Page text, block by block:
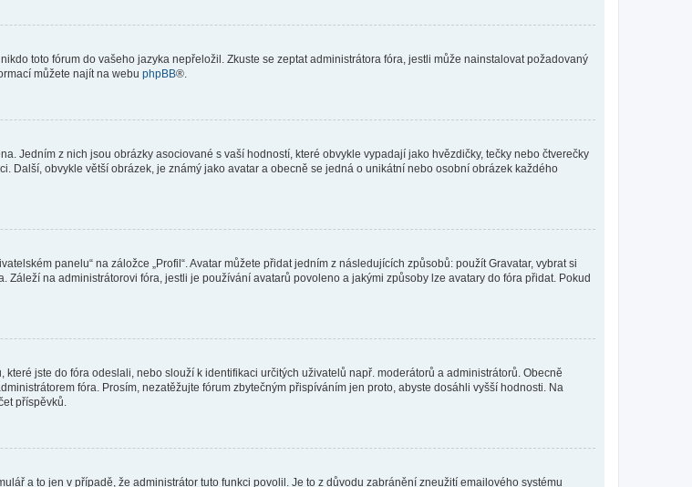
toto fórum do vašeho jazyka nepřeložil. Zkuste se zeptat administrátora fóra, jestli může nainstalovat požadovaný
můžete najít na webu phpBB®.
Jedním z nich jsou obrázky asociované s vaší hodností, které obvykle vypadají jako hvězdičky, tečky nebo čtverečky
Další, obvykle větší obrázek, je známý jako avatar a obecně se jedná o unikátní nebo osobní obrázek každého
panelu“ na záložce „Profil“. Avatar můžete přidat jedním z následujících způsobů: použít Gravatar, vybrat si
na administrátorovi fóra, jestli je používání avatarů povoleno a jakými způsoby lze avatary do fóra přidat. Pokud
jste do fóra odeslali, nebo slouží k identifikaci určitých uživatelů např. moderátorů a administrátorů. Obecně
fóra. Prosím, nezatěžujte fórum zbytečným přispíváním jen proto, abyste dosáhli vyšší hodnosti. Na
příspěvků.
a to jen v případě, že administrátor tuto funkci povolil. Je to z důvodu zabránění zneužití emailového systému